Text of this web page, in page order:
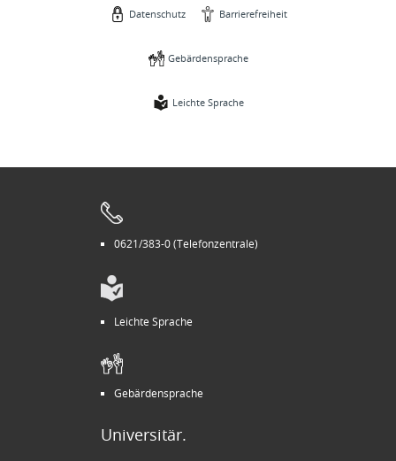
Datenschutz Barrierefreiheit
Gebärdensprache
Leichte Sprache
0621/383-0 (Telefonzentrale)
Leichte Sprache
Gebärdensprache
Universitär.